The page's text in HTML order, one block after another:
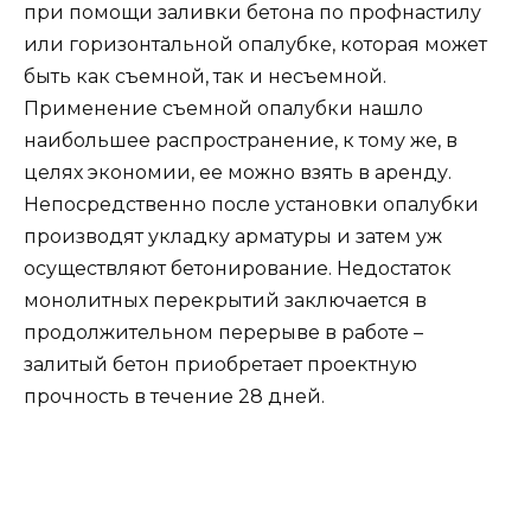
при помощи заливки бетона по профнастилу
или горизонтальной опалубке, которая может
быть как съемной, так и несъемной.
Применение съемной опалубки нашло
наибольшее распространение, к тому же, в
целях экономии, ее можно взять в аренду.
Непосредственно после установки опалубки
производят укладку арматуры и затем уж
осуществляют бетонирование. Недостаток
монолитных перекрытий заключается в
продолжительном перерыве в работе –
залитый бетон приобретает проектную
прочность в течение 28 дней.